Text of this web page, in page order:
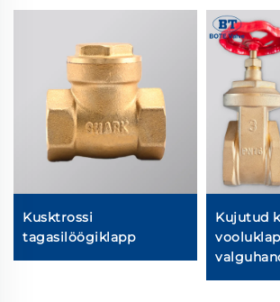
Kusktrossi
tagasilöögiklapp
Kujutud